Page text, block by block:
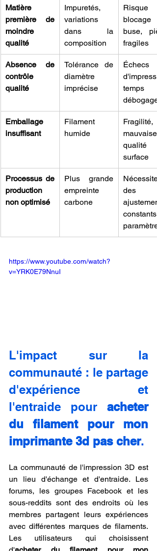
Matière
première de
moindre
qualité
Impuretés,
variations
dans la
composition
Risque
blocage
buse,
fragiles
Absence de
contrôle
qualité
Tolérance de
diamètre
imprécise
Échecs
temps
débogage
Emballage
insuffisant
Filament
humide
Fragilité,
mauvaise
qualité
surface
Processus de
production
non optimisé
Plus grande
empreinte
carbone
Nécessite
des
constants
https://www.youtube.com/watch?
v=YRK0E79NnuI
L'impact sur la
communauté : le partage
d'expérience et
l'entraide pour acheter
du filament pour mon
imprimante 3d pas cher.
La communauté de l'impression 3D est
un lieu d'échange et d'entraide. Les
forums, les groupes Facebook et les
sous-reddits sont des endroits où les
membres partagent leurs expériences
avec différentes marques de filaments.
Les utilisateurs qui choisissent